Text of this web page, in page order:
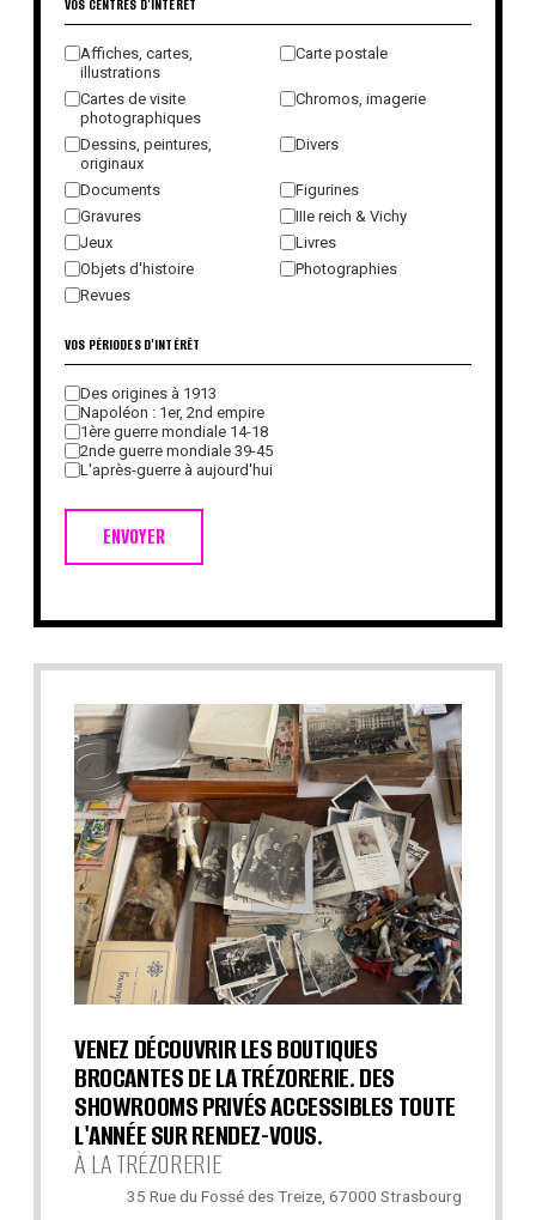
Affiches, cartes,
illustrations
Carte postale
Cartes de visite
photographiques
Chromos, imagerie
Dessins, peintures,
originaux
Divers
Documents
Figurines
Gravures
IIIe reich & Vichy
Jeux
Livres
Objets d'histoire
Photographies
Revues
ENVOYER
VOS PÉRIODES D'INTÉRÊT
Des origines à 1913
Napoléon : 1er, 2nd empire
1ère guerre mondiale 14-18
2nde guerre mondiale 39-45
L'après-guerre à aujourd'hui
VENEZ DÉCOUVRIR LES BOUTIQUES
BROCANTES DE LA TRÉZORERIE. DES
SHOWROOMS PRIVÉS ACCESSIBLES TOUTE
L'ANNÉE SUR RENDEZ-VOUS.
À LA TRÉZORERIE
35 Rue du Fossé des Treize, 67000 Strasbourg